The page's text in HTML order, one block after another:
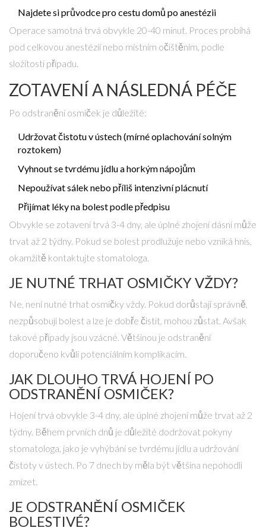
Najdete si průvodce pro cestu domů po anestézii
Operace samotná trvá obvykle 20-40 minut. Proces probíhá
pod celkovou anestézií nebo místním očištěním, podle
složitosti případu.
ZOTAVENÍ A NÁSLEDNÁ PÉČE
Po odstranění osmiček je důležité:
Udržovat čistotu v ústech (mírné oplachování solným
roztokem)
Vyhnout se tvrdému jídlu a horkým nápojům
Nepoužívat sálek nebo příliš intenzivní plácnutí
Přijímat léky na bolest podle předpisu
Obvykle se zotavení trvá 3-4 dny, ale úplné zhojení dásní může
trvat až 2 týdny. Pokud se bolest prodlužuje nebo vzniká hnis,
okamžitě kontaktujte stomatologa.
JE NUTNÉ TRHAT OSMIČKY VŽDY?
Ne, není nutné trhat osmičky vždy. Pokud dorůstají správně,
nezpůsobují bolest a lze je dobře čistit, mohou zůstat. Avšak
takové případy jsou vzácné. Většinou je odstranění
doporučeno kvůli potenciálním komplikacím.
JAK DLOUHO TRVÁ HOJENÍ PO
ODSTRANĚNÍ OSMIČEK?
Hojení trvá obvykle 3-4 dny, ale úplné zhojení může trvat až 2
týdny. Během prvních dnů je důležité dodržovat pokyny
stomatologa, jako je vyhýbání se tvrdému jídlu a udržování
čistoty v ústech. Po 7 dnech by měla být většina nepohodlí
zmizet.
JE ODSTRANĚNÍ OSMIČEK
BOLESTIVÉ?